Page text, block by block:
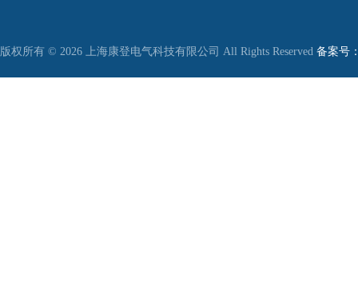
版权所有 © 2026 上海康登电气科技有限公司 All Rights Reserved 备案号